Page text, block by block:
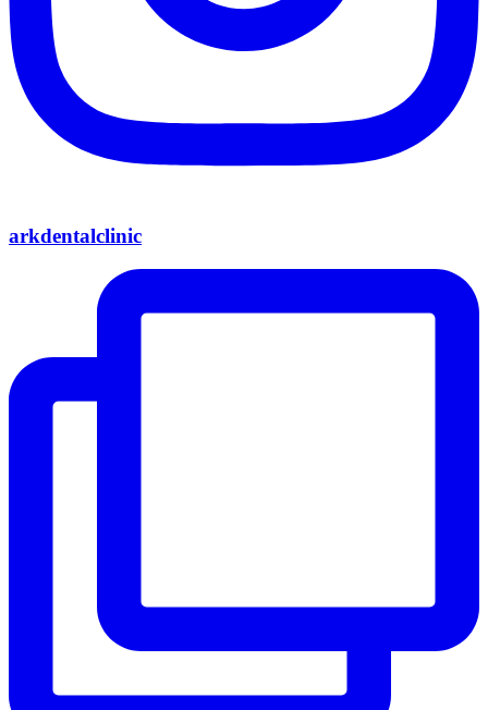
arkdentalclinic